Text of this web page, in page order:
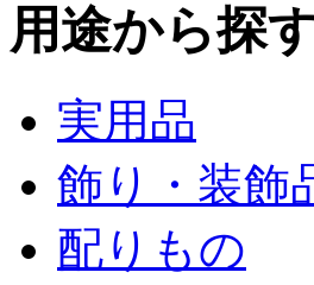
用途から探
実用品
飾り・装飾
配りもの